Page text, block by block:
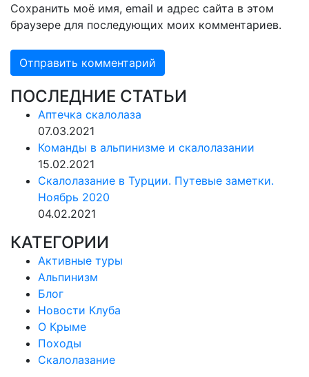
Сохранить моё имя, email и адрес сайта в этом
браузере для последующих моих комментариев.
ПОСЛЕДНИЕ СТАТЬИ
Аптечка скалолаза
07.03.2021
Команды в альпинизме и скалолазании
15.02.2021
Скалолазание в Турции. Путевые заметки.
Ноябрь 2020
04.02.2021
КАТЕГОРИИ
Активные туры
Альпинизм
Блог
Новости Клуба
О Крыме
Походы
Скалолазание